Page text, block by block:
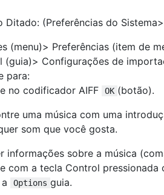
Ditado: (Preferências do
(menu)> Preferências (item de
(guia)> Configurações de
para:
no codificador AIFF
OK (botão).
uma música com uma
som que você gosta.
informações sobre a música
com a tecla Control pressionada
Options guia.